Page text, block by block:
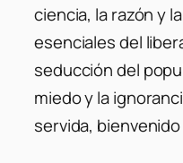
ciencia, la razón y
esenciales del
seducción del
miedo y la
servida,